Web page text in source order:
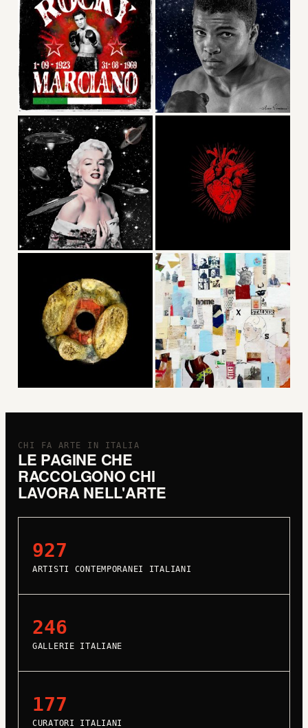
CHI FA ARTE IN ITALIA
LE PAGINE CHE
RACCOLGONO CHI
LAVORA NELL'ARTE
927
ARTISTI CONTEMPORANEI ITALIANI
246
GALLERIE ITALIANE
177
CURATORI ITALIANI